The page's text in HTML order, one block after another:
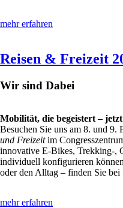
mehr erfahren
Reisen & Freizeit
Wir sind Dabei
Mobilität, die begeistert –
Besuchen Sie uns am 8. und 9.
und Freizeitim
innovative E-Bikes, Trekking-,
individuell konfigurieren
oder den Alltag – finden Sie bei
mehr erfahren